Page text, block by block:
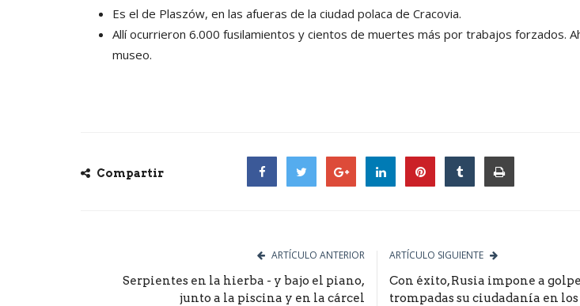
Es el de Plaszów, en las afueras de la ciudad polaca de Cracovia.
Allí ocurrieron 6.000 fusilamientos y cientos de muertes más por trabajos forzados.
museo.
Compartir
ARTÍCULO ANTERIOR
Serpientes en la hierba - y bajo el piano,
junto a la piscina y en la cárcel
ARTÍCULO SIGUIENTE
Con éxito, Rusia impone a
trompadas su ciudadanía en